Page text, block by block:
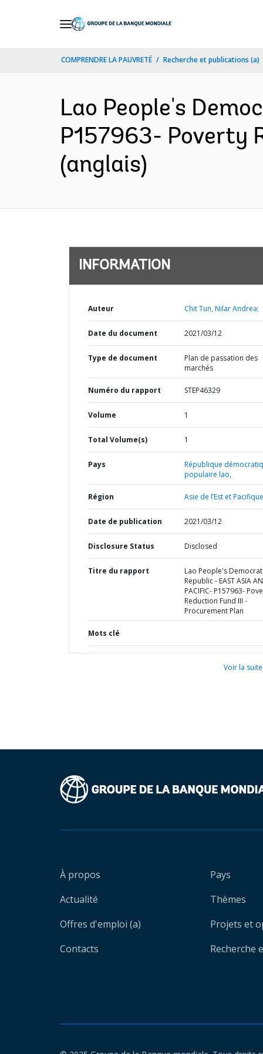
COMPRENDRE LA PAUVRETÉ Recherche et publications (a)
Lao People's
P157963- Poverty
(anglais)
INFORMATION
Auteur Chit Tun, Nilar Andrea;
Date du document 2021/03/12
Type de document
Plan de passation des
marchés
Numéro du rapport STEP46329
Volume 1
Total Volume(s) 1
Pays
République
populaire lao,
Région Asie de l’Est et
Date de publication 2021/03/12
Disclosure Status Disclosed
Titre du rapport
Lao People's
Republic - EAST ASIA
PACIFIC- P157963-
Reduction Fund III -
Procurement Plan
Mots clé
Voir la suite
À propos
Actualité
Offres d'emploi (a)
Contacts
Pays
Thèmes
Projets et
Recherche